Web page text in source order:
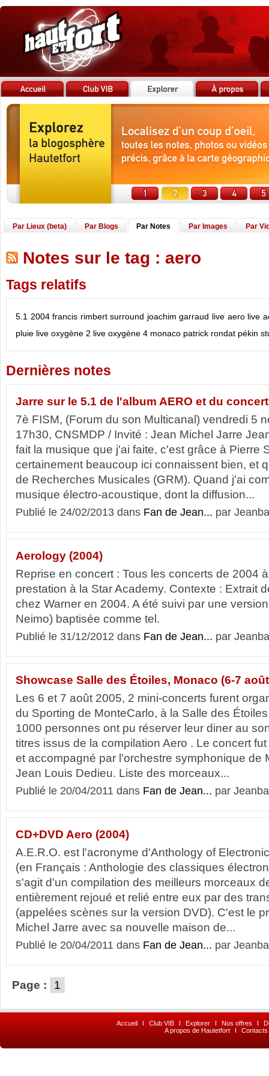
Par Lieux (beta) Par Blogs Par Notes Par Images Par
Notes sur le tag : aero
Tags relatifs
5.1 2004 francis rimbert surround joachim garraud live aero live
pluie live oxygène 2 live oxygène 4 monaco patrick rondat pékin
Dernières notes
Jarre sur le 5.1 de l'album AERO et du
7è FISM, (Forum du son Multicanal) vendredi 5
17h30, CNSMDP / Invité : Jean Michel Jarre
fait la musique que j'ai faite, c'est grâce à Pierre
certainement beaucoup ici connaissent bien, et
de Recherches Musicales (GRM). Quand j'ai
musique électro-acoustique, dont la diffusion...
Publié le 24/02/2013 dans Fan de Jean... par
Aerology (2004)
Reprise en concert : Tous les concerts de 2004
prestation à la Star Academy. Contexte : Extrait
chez Warner en 2004. A été suivi par une
Neimo) baptisée comme tel.
Publié le 31/12/2012 dans Fan de Jean... par
Showcase Salle des Étoiles, Monaco (6-7
Les 6 et 7 août 2005, 2 mini-concerts furent
du Sporting de MonteCarlo, à la Salle des
1000 personnes ont pu réserver leur diner au
titres issus de la compilation Aero . Le concert
et accompagné par l'orchestre symphonique de
Jean Louis Dedieu. Liste des morceaux...
Publié le 20/04/2011 dans Fan de Jean... par
CD+DVD Aero (2004)
A.E.R.O. est l'acronyme d'Anthology of
(en Français : Anthologie des classiques
s'agit d'un compilation des meilleurs morceaux
entièrement rejoué et relié entre eux par des
(appelées scènes sur la version DVD). C'est le
Michel Jarre avec sa nouvelle maison de...
Publié le 20/04/2011 dans Fan de Jean... par
Page : 1
Accueil I Club VIB I Explorer I Nos offres I
A propos de Hautetfort
I Contacts